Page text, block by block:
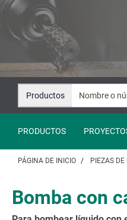
Saltar
contenido
Saltar
Productos
PRODUCTOS
PÁGINA DE INICIO PIEZAS DE
Bomba con